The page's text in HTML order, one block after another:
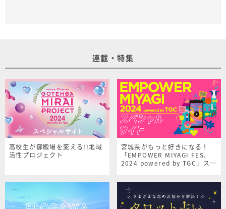
連載・特集
高校生が御殿場を変える!!地域
活性プロジェクト
宮城県がもっと好きになる！
「EMPOWER MIYAGI FES.
2024 powered by TGC」スペ